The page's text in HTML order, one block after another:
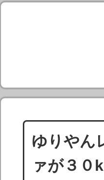
ゆりやん
ァが３０